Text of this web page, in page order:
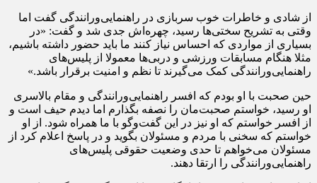
از شادی و خاطرات خوب سربازی در راهنمایی‌ورانندگی گفت اما
وقتی به تشریح سختی‌ها رسید، چهره‌اش جدی شد و گفت: «در
بسیاری از مواردی که احساس نیاز کنند ما باید حضور داشته باشیم،
مثلا هنگام مسابقات ورزشی و دربی‌ها معمولا از پلیس‌های
راهنمایی‌ورانندگی کمک می‌گیرند تا نظم و امنیت برقرار باشد.»
حین صحبت با او بودم که افسر راهنمایی‌ورانندگی و مقام بالاسری
او رسید، خواستم صحبت‌مان را نصفه بگذارم اما دیدم حیف است و
از افسر خواستم که او نیز در این گفت‌وگو با ما همراه شود. از او
خواستم که سخنی با مردم و مسئولان بگوید و در پاسخ اعلام کرد از
مسئولان می‌خواهم تا حدی وضعیت حقوقی پلیس‌های
راهنمایی‌ورانندگی را ارتقا دهند.